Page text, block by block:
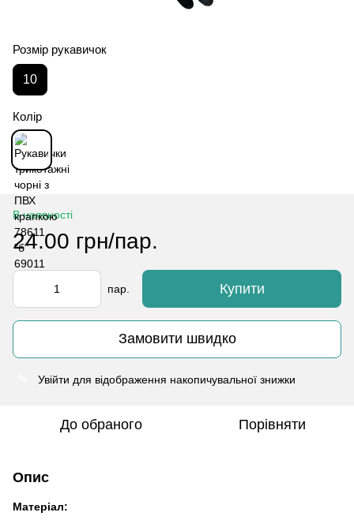
Розмір рукавичок
10
Колір
В наявності
24.00 грн/пар.
пар. Купити
Замовити швидко
Увійти для відображення накопичувальної знижки
До обраного Порівняти
Опис
Матеріал: